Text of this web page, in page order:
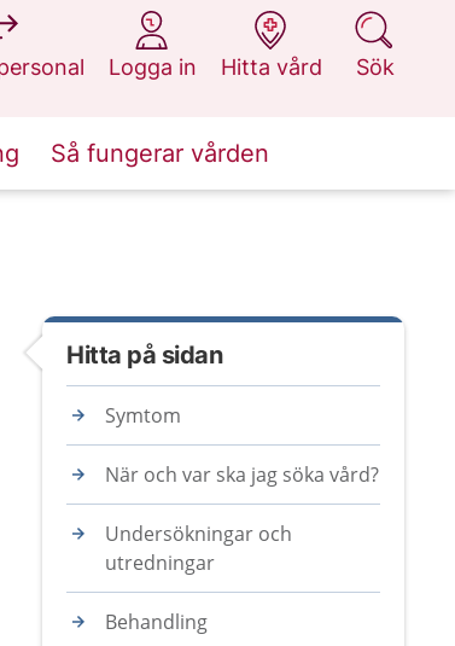
Logga in
på 1177.se
Hitta vård
på 1177.se
Sök
på 1177.se
Så fungerar vården
Hitta på sidan
Symtom
När och var ska jag söka vård?
Undersökningar och
utredningar
Behandling